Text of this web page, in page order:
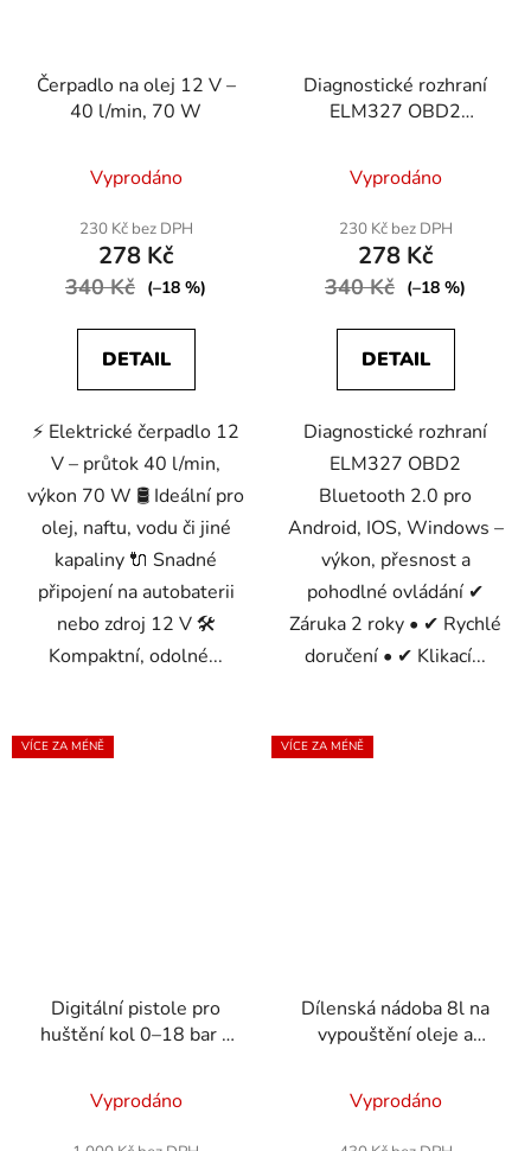
Čerpadlo na olej 12 V –
40 l/min, 70 W
Vyprodáno
230 Kč bez DPH
278 Kč
340 Kč (–18 %)
DETAIL
⚡ Elektrické čerpadlo 12
V – průtok 40 l/min,
výkon 70 W 🛢️ Ideální pro
olej, naftu, vodu či jiné
kapaliny 🔌 Snadné
připojení na autobaterii
nebo zdroj 12 V 🛠️
Kompaktní, odolné...
Diagnostické rozhraní
ELM327 OBD2
Android, IOS, Windows
Vyprodáno
230 Kč bez DPH
278 Kč
340 Kč (–18 %)
DETAIL
Diagnostické rozhraní
ELM327 OBD2
Bluetooth 2.0 pro
Android, IOS, Windows –
výkon, přesnost a
pohodlné ovládání ✔
Záruka 2 roky • ✔ Rychlé
doručení • ✔ Klikací...
VÍCE ZA MÉNĚ
Digitální pistole pro
huštění kol 0–18 bar s
Vyprodáno
VÍCE ZA MÉNĚ
Dílenská nádoba 8l na
vypouštění oleje a
Vyprodáno